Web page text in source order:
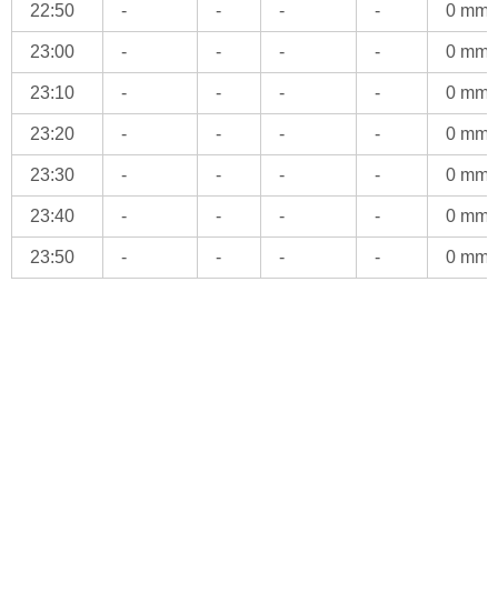
22:50 - - - - 0 mm
23:00 - - - - 0 mm
23:10 - - - - 0 mm
23:20 - - - - 0 mm
23:30 - - - - 0 mm
23:40 - - - - 0 mm
23:50 - - - - 0 mm